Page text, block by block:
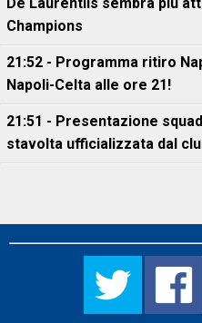
Champions
21:52 - Programma ritiro
Napoli-Celta alle ore 21!
21:51 - Presentazione
stavolta ufficializzata dal